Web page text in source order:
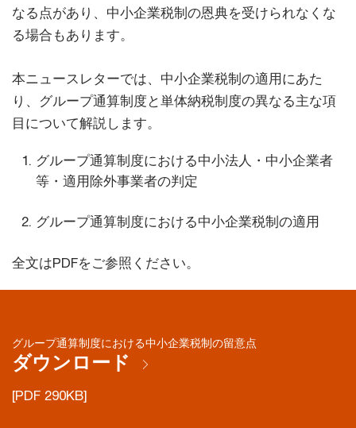
なる点があり、中小企業税制の恩典を受けられなくな
る場合もあります。
本ニュースレターでは、中小企業税制の適用にあた
り、グループ通算制度と単体納税制度の異なる主な項
目について解説します。
グループ通算制度における中小法人・中小企業者
等・適用除外事業者の判定
グループ通算制度における中小企業税制の適用
全文はPDFをご参照ください。
グループ通算制度における中小企業税制の留意点
ダウンロード
[PDF 290KB]